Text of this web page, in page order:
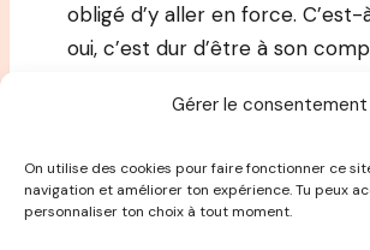
Gérer le consentement
On utilise des cookies pour faire fonctionner ce
navigation et améliorer ton expérience. Tu peux
personnaliser ton choix à tout moment.
obligé d’y aller en force.
oui, c’est dur d’être à son
parfois, c’est bien aussi de
venir et de vraiment…J’aime
métaphore, mais de le dire, de